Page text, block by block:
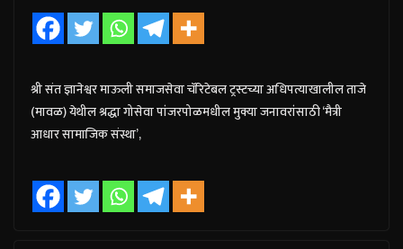
श्री संत ज्ञानेश्वर माऊली समाजसेवा चॅरिटेबल ट्रस्टच्या अधिपत्याखालील ताजे
(मावळ) येथील श्रद्धा गोसेवा पांजरपोळमधील मुक्या जनावरांसाठी ‘मैत्री
आधार सामाजिक संस्था’,